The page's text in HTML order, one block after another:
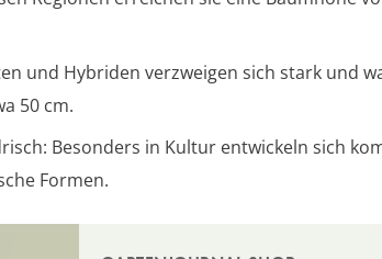
und Hybriden verzweigen sich stark und
50 cm.
Besonders in Kultur entwickeln sich
Formen.